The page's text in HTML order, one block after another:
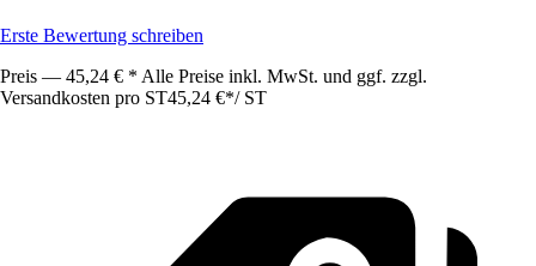
Erste Bewertung schreiben
Preis — 45,24 € * Alle Preise inkl. MwSt. und ggf. zzgl.
Versandkosten pro ST45,24 €*/ ST